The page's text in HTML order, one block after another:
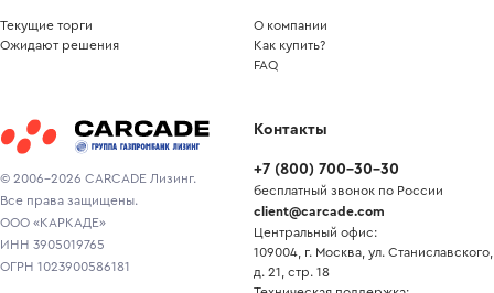
© 2006-2026 CARCADE Лизинг.
Все права защищены.
ООО «КАРКАДЕ»
ИНН 3905019765
ОГРН 1023900586181
Текущие торги
Ожидают решения
О компании
Как купить?
FAQ
Контакты
+7 (800) 700-30-30
бесплатный звонок по России
client@carcade.com
Центральный офис:
109004, г. Москва, ул. Станиславского,
д. 21, стр. 18